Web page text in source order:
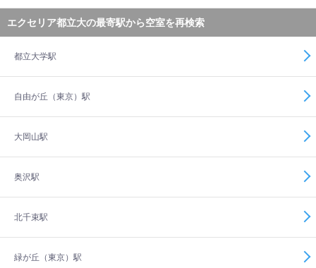
エクセリア都立大の最寄駅から空室を再検索
都立大学駅
自由が丘（東京）駅
大岡山駅
奥沢駅
北千束駅
緑が丘（東京）駅